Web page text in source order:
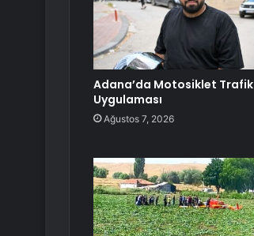
Adana’da Motosiklet Trafik
Uygulaması
Ağustos 7, 2026